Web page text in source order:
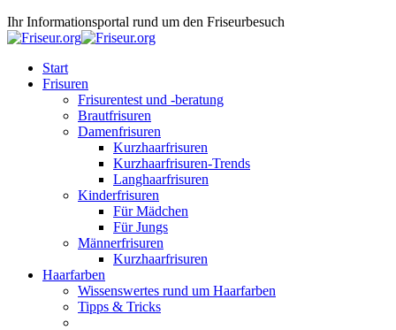
Ihr Informationsportal rund um den Friseurbesuch
Start
Frisuren
Frisurentest und -beratung
Brautfrisuren
Damenfrisuren
Kurzhaarfrisuren
Kurzhaarfrisuren-Trends
Langhaarfrisuren
Kinderfrisuren
Für Mädchen
Für Jungs
Männerfrisuren
Kurzhaarfrisuren
Haarfarben
Wissenswertes rund um Haarfarben
Tipps & Tricks